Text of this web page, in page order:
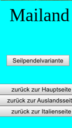
Mailand